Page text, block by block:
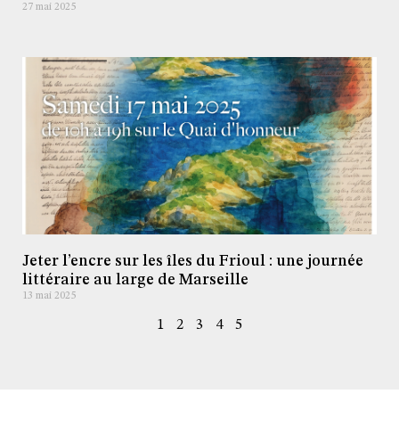
27 mai 2025
Jeter l’encre sur les îles du Frioul : une journée
littéraire au large de Marseille
13 mai 2025
1 2 3 4 5